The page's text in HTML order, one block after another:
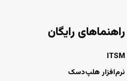
راهنماهای رایگان
ITSM
نرم‌افزار هلپ‌دسک